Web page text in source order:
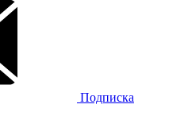
Подписка